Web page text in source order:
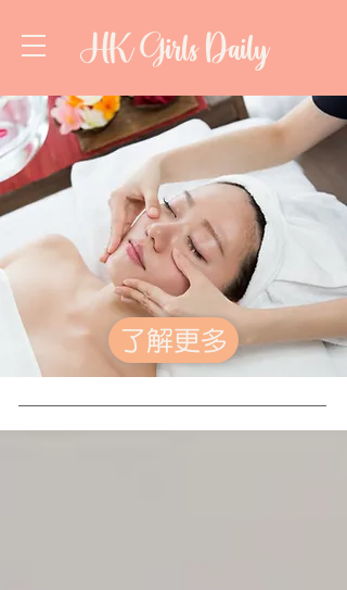
HK Girls Daily
了解更多